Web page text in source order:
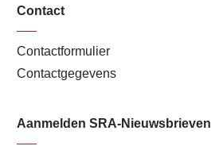
Contact
Contactformulier
Contactgegevens
Aanmelden SRA-Nieuwsbrieven